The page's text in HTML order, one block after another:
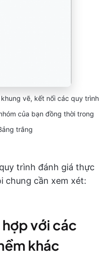
vẽ, kết nối các quy trình
của bạn đồng thời trong
trắng
trình đánh giá thực
chung cần xem xét:
hợp với các
khác